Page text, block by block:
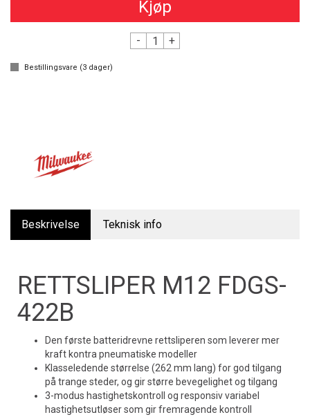
Kjøp
- +
Bestillingsvare (3 dager)
Beskrivelse Teknisk info
RETTSLIPER M12 FDGS-
422B
Den første batteridrevne rettsliperen som leverer mer
kraft kontra pneumatiske modeller
Klasseledende størrelse (262 mm lang) for god tilgang
på trange steder, og gir større bevegelighet og tilgang
3-modus hastighetskontroll og responsiv variabel
hastighetsutløser som gir fremragende kontroll